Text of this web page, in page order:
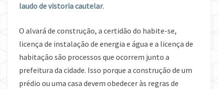
laudo de vistoria cautelar.
O alvará de construção, a certidão do habite-se,
licença de instalação de energia e água e a licença de
habitação são processos que ocorrem junto a
prefeitura da cidade. Isso porque a construção de um
prédio ou uma casa devem obedecer às regras de